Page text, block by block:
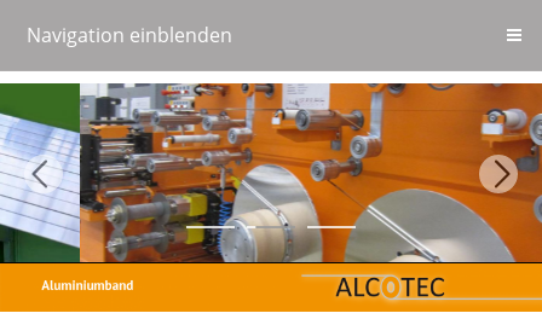
Navigation einblenden